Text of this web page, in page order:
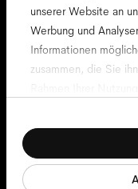
unserer Website an
Werbung und
Informationen
zusammen, die Sie
Notwendig
Präferenzen
Cookie-Richtlinie
Impressum
Datenschutz
Allgemeine
compliance